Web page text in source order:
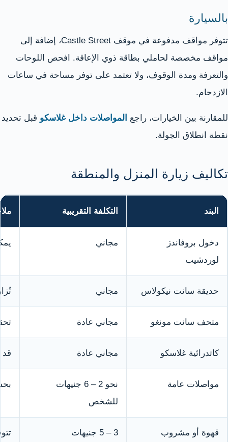
بالسيارة
تتوفر مواقف مدفوعة في موقف Castle Street، إضافة إلى
مواقف مخصصة لحاملي بطاقة ذوي الإعاقة. افحص اللوحات
والتعرفة ومدة الوقوف، ولا تعتمد على توفر مساحة في ساعات
الازدحام.
للمقارنة بين الخيارات، راجع المواصلات داخل غلاسكو قبل تحديد
نقطة انطلاق الجولة.
تكاليف زيارة المنزل والمنطقة
البند التكلفة التقريبية
دخول بروفاندز
لوردشيب
مجاني
حديقة سانت نيكولاس مجاني
متحف سانت مونغو مجاني عادة
كاتدرائية غلاسكو مجاني عادة قد
مواصلات عامة
نحو 2 – 6 جنيهات
للشخص
قهوة أو مشروب 3 – 5 جنيهات